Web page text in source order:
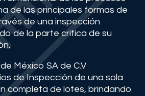
de las principales formas de
de una inspección
de la parte critica de su
México SA de C.V
de Inspección de una sola
completa de lotes, brindando